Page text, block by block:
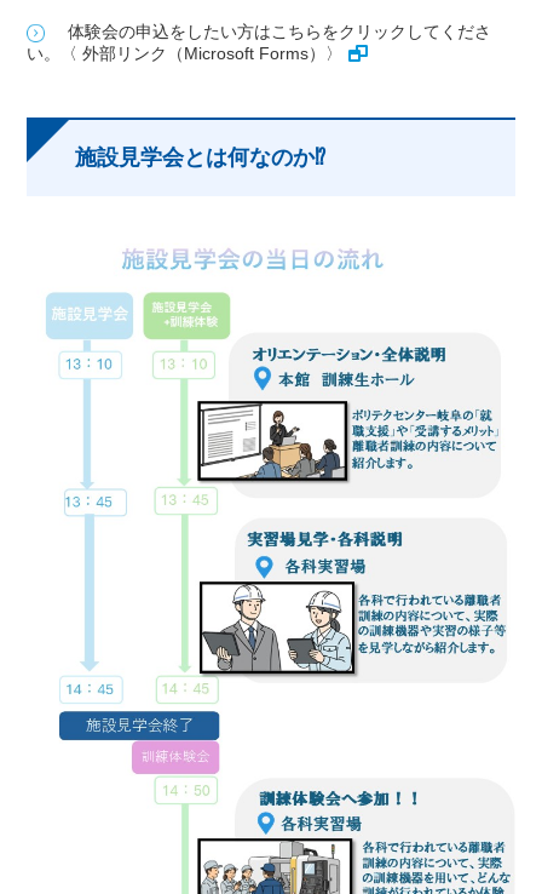
体験会の申込をしたい方はこちらをクリックしてくださ
い。〈 外部リンク（Microsoft Forms）〉
施設見学会とは何なのか⁉